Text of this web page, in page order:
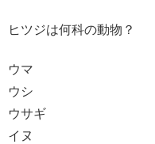
ヒツジは何科の動物？
ウマ
ウシ
ウサギ
イヌ